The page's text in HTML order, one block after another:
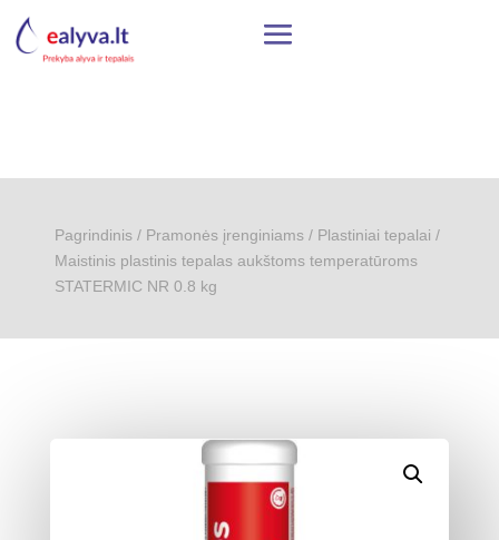
Pagrindinis/ Pramonės įrenginiams/ Plastiniai tepalai /
Maistinis plastinis tepalas aukštoms temperatūroms
STATERMIC NR 0.8 kg